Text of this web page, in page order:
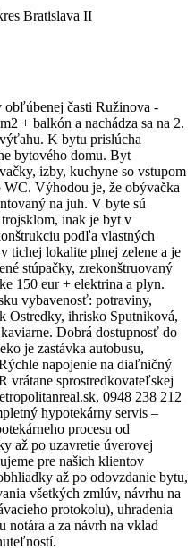
Bratislava II
obľúbenej časti Ružinova -
+ balkón a nachádza sa na 2.
K bytu prislúcha
bytového domu. Byt
izby, kuchyne so vstupom
WC. Výhodou je, že obývačka
na juh. V byte sú
inak je byt v
podľa vlastných
tichej lokalite plnej zelene a je
stúpačky, zrekonštruovaný
150 eur + elektrina a plyn.
vybavenosť: potraviny,
ihrisko Sputniková,
Dobrá dostupnosť do
je zastávka autobusu,
napojenie na diaľničný
vrátane sprostredkovateľskej
0948 238 212
hypotekárny servis –
procesu od
až po uzavretie úverovej
pre našich klientov
až po odovzdanie bytu,
všetkých zmlúv, návrhu na
protokolu), uhradenia
notára a za návrh na vklad